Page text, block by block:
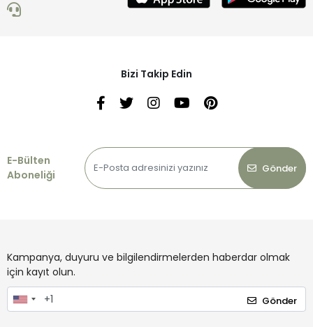
Bizi Takip Edin
E-Bülten
Aboneliği
Gönder
Kampanya, duyuru ve bilgilendirmelerden haberdar olmak
için kayıt olun.
Gönder